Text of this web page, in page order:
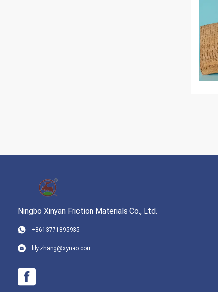
Ningbo Xinyan Friction Materials Co., Ltd.
+8613771895935
lily.zhang@xynao.com